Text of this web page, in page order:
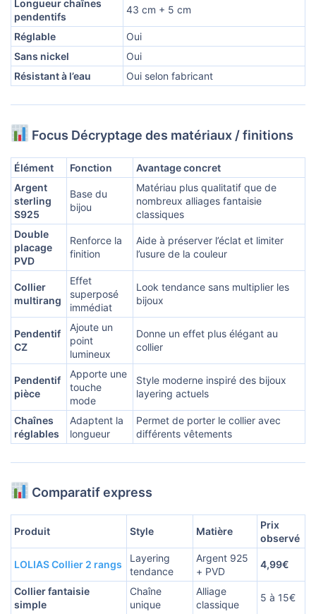
Longueur chaînes
pendentifs
43 cm + 5 cm
Réglable
Oui
Sans nickel
Oui
Résistant à l’eau
Oui selon fabricant
Focus Décryptage des matériaux / finitions
Élément Fonction
Avantage concret
Argent
sterling
S925
Base du
bijou
Matériau plus qualitatif que de
nombreux alliages fantaisie
classiques
Double
placage
PVD
Renforce la
finition
Aide à préserver l’éclat et limiter
l’usure de la couleur
Collier
multirang
Effet
superposé
immédiat
Look tendance sans multiplier les
bijoux
Pendentif
CZ
Ajoute un
point
lumineux
Donne un effet plus élégant au
collier
Pendentif
pièce
Apporte une
touche
mode
Style moderne inspiré des bijoux
layering actuels
Chaînes
réglables
Adaptent la
longueur
Permet de porter le collier avec
différents vêtements
Comparatif express
Produit Style Matière
Prix
observé
LOLIAS Collier 2 rangs
Layering
tendance
Argent 925
+ PVD
4,99€
Collier fantaisie
simple
Chaîne
unique
Alliage
classique
5 à 15€